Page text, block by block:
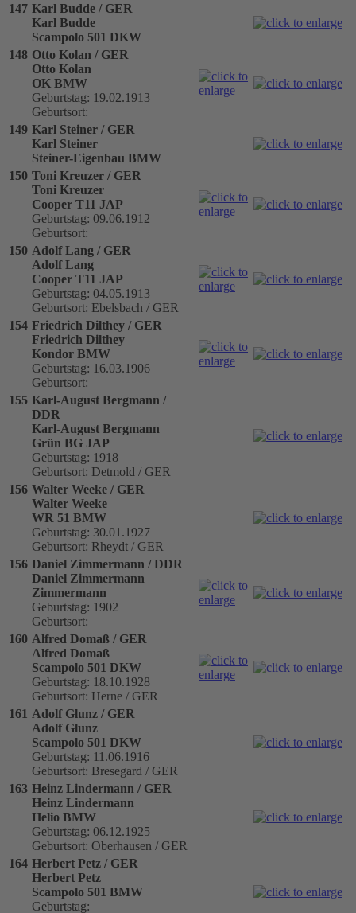
147 Karl Budde / GER
Karl Budde
Scampolo 501 DKW
148 Otto Kolan / GER
Otto Kolan
OK BMW
Geburtstag: 19.02.1913
Geburtsort:
149 Karl Steiner / GER
Karl Steiner
Steiner-Eigenbau BMW
150 Toni Kreuzer / GER
Toni Kreuzer
Cooper T11 JAP
Geburtstag: 09.06.1912
Geburtsort:
150 Adolf Lang / GER
Adolf Lang
Cooper T11 JAP
Geburtstag: 04.05.1913
Geburtsort: Ebelsbach / GER
154 Friedrich Dilthey / GER
Friedrich Dilthey
Kondor BMW
Geburtstag: 16.03.1906
Geburtsort:
155 Karl-August Bergmann /
DDR
Karl-August Bergmann
Grün BG JAP
Geburtstag: 1918
Geburtsort: Detmold / GER
156 Walter Weeke / GER
Walter Weeke
WR 51 BMW
Geburtstag: 30.01.1927
Geburtsort: Rheydt / GER
156 Daniel Zimmermann / DDR
Daniel Zimmermann
Zimmermann
Geburtstag: 1902
Geburtsort:
160 Alfred Domaß / GER
Alfred Domaß
Scampolo 501 DKW
Geburtstag: 18.10.1928
Geburtsort: Herne / GER
161 Adolf Glunz / GER
Adolf Glunz
Scampolo 501 DKW
Geburtstag: 11.06.1916
Geburtsort: Bresegard / GER
163 Heinz Lindermann / GER
Heinz Lindermann
Helio BMW
Geburtstag: 06.12.1925
Geburtsort: Oberhausen / GER
164 Herbert Petz / GER
Herbert Petz
Scampolo 501 BMW
Geburtstag: